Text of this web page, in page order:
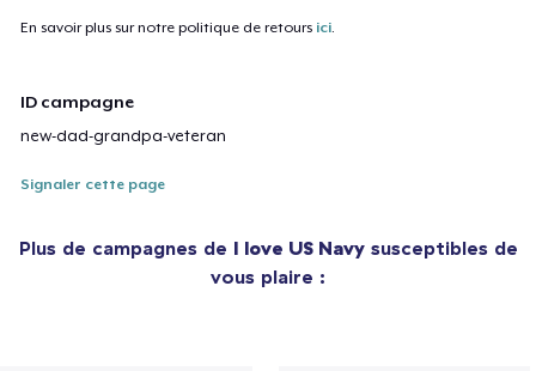
En savoir plus sur notre politique de retours ici.
ID campagne
new-dad-grandpa-veteran
Signaler cette page
Plus de campagnes de I love US Navysusceptibles de
vous plaire :